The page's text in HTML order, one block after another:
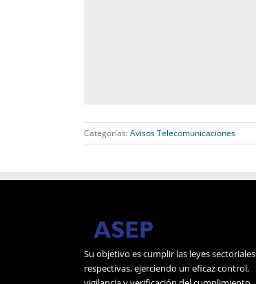
Categorías: Avisos Telecomunicaciones
Su objetivo es cumplir las leyes sectoriales
respectivas, ejerciendo un eficaz control,